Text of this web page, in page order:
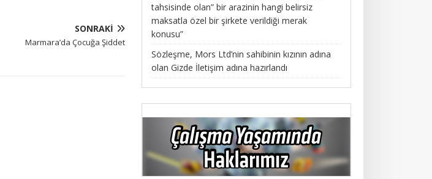
SONRAKI
Marmara’da Çocuğa Şiddet
tahsisinde olan” bir arazinin hangi belirsiz
maksatla özel bir şirkete verildiği merak
konusu”
Sözleşme, Mors Ltd’nin sahibinin kızının adına
olan Gizde İletişim adına hazırlandı